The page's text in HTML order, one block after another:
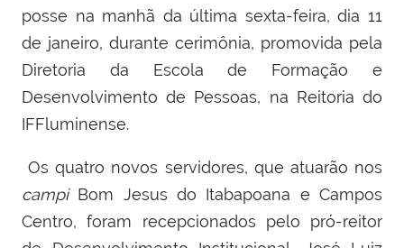
posse na manhã da última sexta-feira, dia 11
de janeiro, durante cerimônia, promovida pela
Diretoria da Escola de Formação e
Desenvolvimento de Pessoas, na Reitoria do
IFFluminense.
Os quatro novos servidores, que atuarão nos
campi Bom Jesus do Itabapoana e Campos
Centro, foram recepcionados pelo pró-reitor